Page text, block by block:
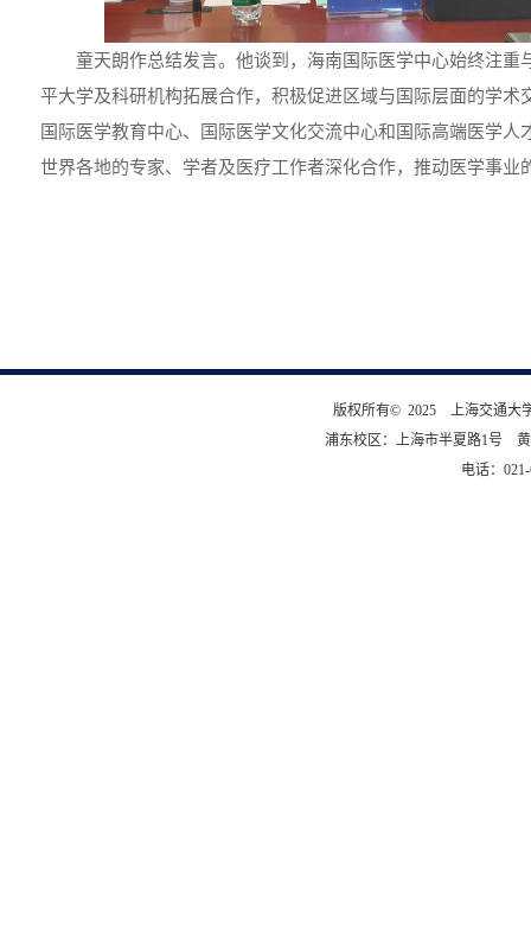
版权所有© 2025 上海交通大
浦东校区：上海市半夏路1号
电话：
童天朗作总结发言。他谈到，海南国际医学中心始终注重
平大学及科研机构拓展合作，积极促进区域与国际层面的学术
国际医学教育中心、国际医学文化交流中心和国际高端医学人
世界各地的专家、学者及医疗工作者深化合作，推动医学事业